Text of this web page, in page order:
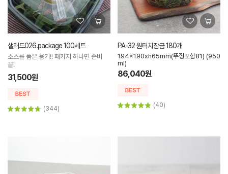
샐러드026.package 100세트
소스를 품은 용기!! 패키지 하나면 준비
끝!
31,500원
(344)
PA-32 원터치잠금 180개
194x190xh65mm(뚜껑포함81) (950
ml)
86,040원
(40)